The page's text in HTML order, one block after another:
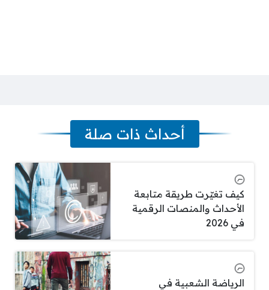
أحداث ذات صلة
كيف تغيّرت طريقة متابعة
الأحداث والمنصات الرقمية
في 2026
الرياضة الشعبية في